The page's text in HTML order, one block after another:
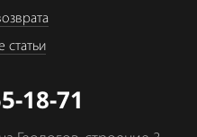
статьи
18-71